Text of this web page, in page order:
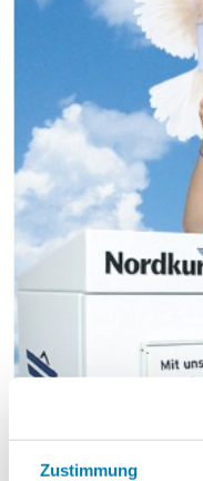
Zustimmung